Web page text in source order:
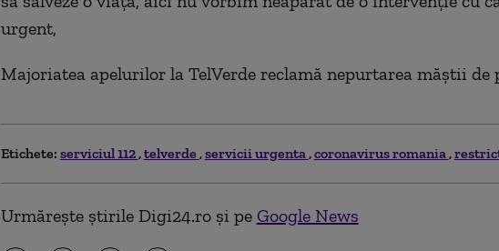
urgent,
Majoriatea apelurilor la TelVerde reclamă nepurtarea măştii de
Etichete: serviciul 112 telverde servicii urgenta coronavirus romania
Urmărește știrile Digi24.ro și pe Google News